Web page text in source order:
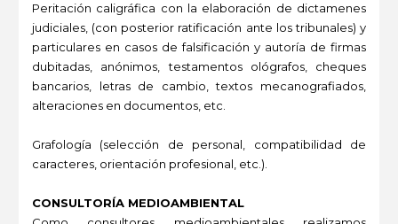
Peritación caligráfica con la elaboración de dictamenes
judiciales, (con posterior ratificación ante los tribunales) y
particulares en casos de falsificación y autoría de firmas
dubitadas, anónimos, testamentos ológrafos, cheques
bancarios, letras de cambio, textos mecanografiados,
alteraciones en documentos, etc.
Grafología (selección de personal, compatibilidad de
caracteres, orientación profesional, etc.).
CONSULTORÍA MEDIOAMBIENTAL